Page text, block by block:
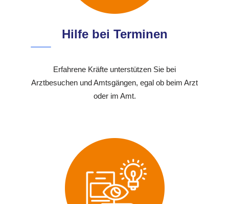
Hilfe bei Terminen
Erfahrene Kräfte unterstützen Sie bei
Arztbesuchen und Amtsgängen, egal ob beim Arzt
oder im Amt.